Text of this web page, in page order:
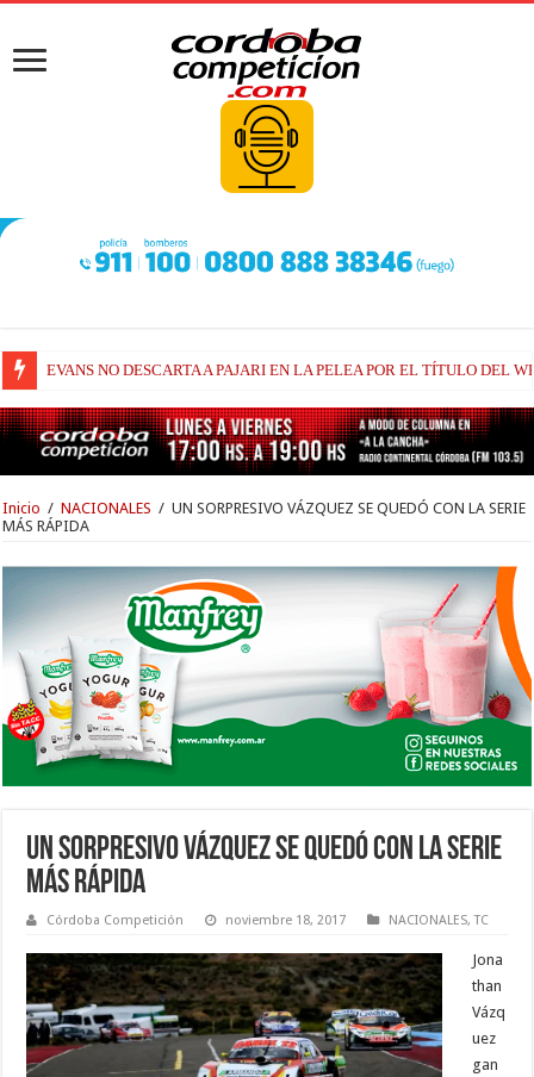
EVANS NO DESCARTA A PAJARI EN LA PELEA POR EL TÍTULO DEL
RAÚL FERNÁNDEZ Y TRACKHOUSE, A CONTINUIDAD
Inicio / NACIONALES / UN SORPRESIVO VÁZQUEZ SE QUEDÓ CON LA SERIE
MÁS RÁPIDA
UN SORPRESIVO VÁZQUEZ SE QUEDÓ CON LA SERIE
MÁS RÁPIDA
Córdoba Competición noviembre 18, 2017 NACIONALES,TC
Jona
than
Vázq
uez
gan